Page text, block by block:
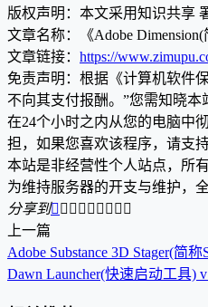
版权声明：本文采用知识共享
文章名称：《Adobe
文章链接： https://
免责声明：根据《计算机软件
不向其支付报酬。”您需知晓
在24个小时之内从您的电脑中
担，如果您喜欢该程序，请支
本站是非经营性个人站点，所
为维持服务器的开支与维护，
分享到        
上一篇
Adobe Substance 3D Stager(简
Dawn Launcher(快速启动工具)